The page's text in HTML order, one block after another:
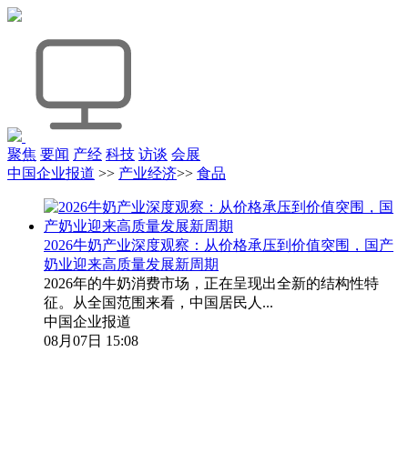
聚焦 要闻 产经 科技 访谈 会展
中国企业报道 >> 产业经济>> 食品
2026牛奶产业深度观察：从价格承压到价值突围，国产
奶业迎来高质量发展新周期
2026年的牛奶消费市场，正在呈现出全新的结构性特
征。从全国范围来看，中国居民人...
中国企业报道
08月07日 15:08